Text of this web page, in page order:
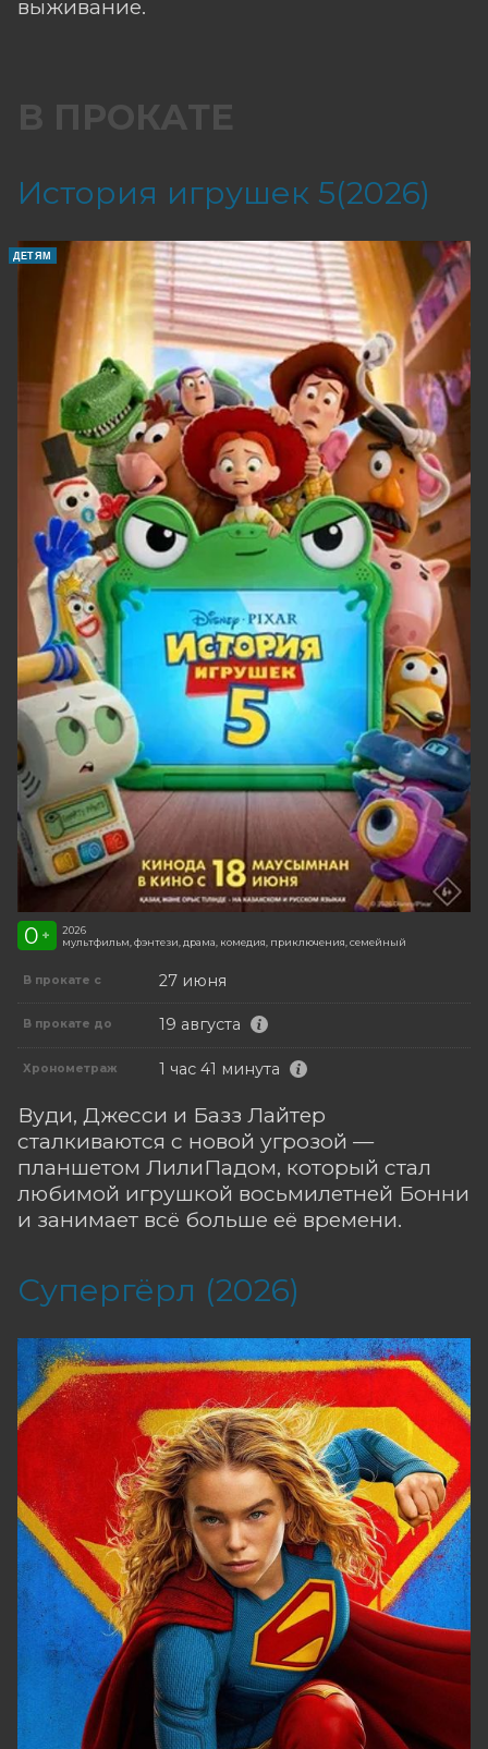
выживание.
В ПРОКАТЕ
История игрушек 5(2026)
ДЕТЯМ
0 +
2026
мультфильм, фэнтези, драма, комедия, приключения, семейный
В прокате с 27 июня
В прокате до 19 августа
Хронометраж 1 час 41 минута
Вуди, Джесси и Базз Лайтер
сталкиваются с новой угрозой —
планшетом ЛилиПадом, который стал
любимой игрушкой восьмилетней Бонни
и занимает всё больше её времени.
Супергёрл (2026)